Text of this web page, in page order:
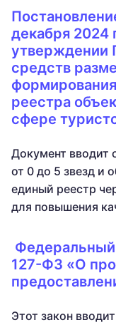
декабря 2024
утверждении
средств
реестра
сфере
Документ вводит
от 0 до 5 звезд и
единый реестр
для повышения
Федеральный
127-ФЗ «О
Этот закон